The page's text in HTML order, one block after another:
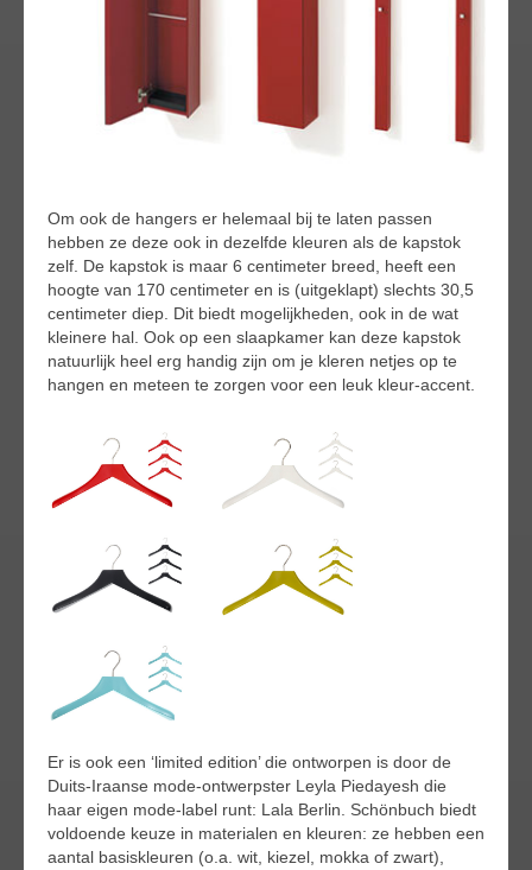
Om ook de hangers er helemaal bij te laten passen
hebben ze deze ook in dezelfde kleuren als de kapstok
zelf. De kapstok is maar 6 centimeter breed, heeft een
hoogte van 170 centimeter en is (uitgeklapt) slechts 30,5
centimeter diep. Dit biedt mogelijkheden, ook in de wat
kleinere hal. Ook op een slaapkamer kan deze kapstok
natuurlijk heel erg handig zijn om je kleren netjes op te
hangen en meteen te zorgen voor een leuk kleur-accent.
Er is ook een ‘limited edition’ die ontworpen is door de
Duits-Iraanse mode-ontwerpster Leyla Piedayesh die
haar eigen mode-label runt: Lala Berlin. Schönbuch biedt
voldoende keuze in materialen en kleuren: ze hebben een
aantal basiskleuren (o.a. wit, kiezel, mokka of zwart),